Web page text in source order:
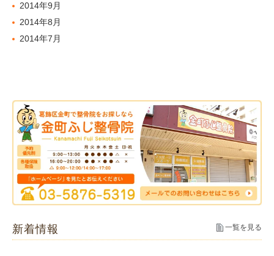
2014年9月
2014年8月
2014年7月
新着情報 一覧を見る